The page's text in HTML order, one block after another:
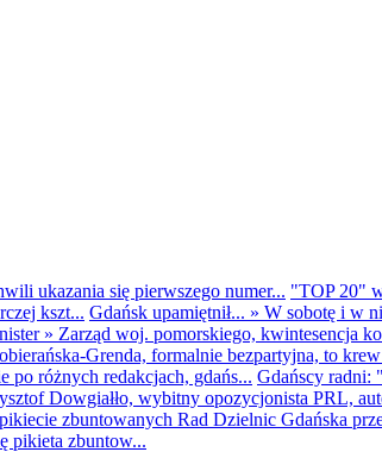
ukazania się pierwszego numer... "TOP 20"
kszt... Gdańsk upamiętnił... » W sobotę i w
» Zarząd woj. pomorskiego, kwintesencja
Grenda, formalnie bezpartyjna, to
po różnych redakcjach, gdańs... Gdańscy radni:
Dowgiałło, wybitny opozycjonista PRL,
zbuntowanych Rad Dzielnic Gdańska
pikieta zbuntow...